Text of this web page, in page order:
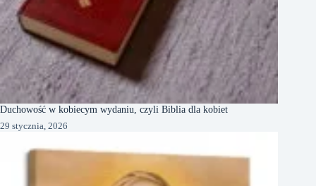
Duchowość w kobiecym wydaniu, czyli Biblia dla kobiet
29 stycznia, 2026